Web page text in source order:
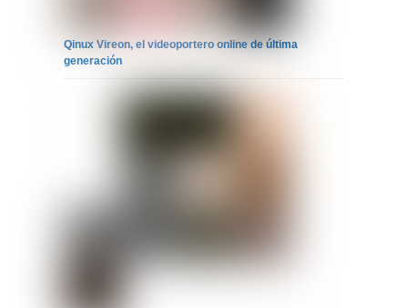
Qinux Vireon, el videoportero online de última
generación